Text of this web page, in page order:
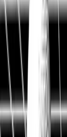
Sieh, was andere
Fair Value, KI-
vertraut von
100M+
Kennzahlen
50 J.
Historische Daten
<10ms
API-Latenz